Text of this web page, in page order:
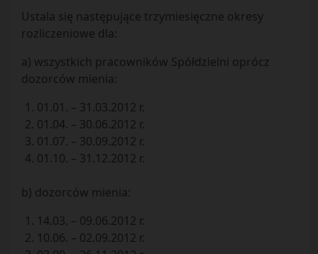
Ustala się następujące trzymiesięczne okresy
rozliczeniowe dla:
a) wszystkich pracowników Spółdzielni oprócz
dozorców mienia:
01.01. – 31.03.2012 r.
01.04. – 30.06.2012 r.
01.07. – 30.09.2012 r.
01.10. – 31.12.2012 r.
b) dozorców mienia:
14.03. – 09.06.2012 r.
10.06. – 02.09.2012 r.